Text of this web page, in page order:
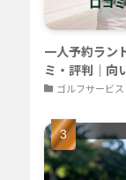
一人予約ラン
ミ・評判｜向
ゴルフサービス